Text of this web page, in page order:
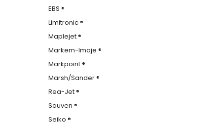
EBS ®
Limitronic ®
Maplejet ®
Markem-Imaje ®
Markpoint ®
Marsh/Sander ®
Rea-Jet ®
Sauven ®
Seiko ®